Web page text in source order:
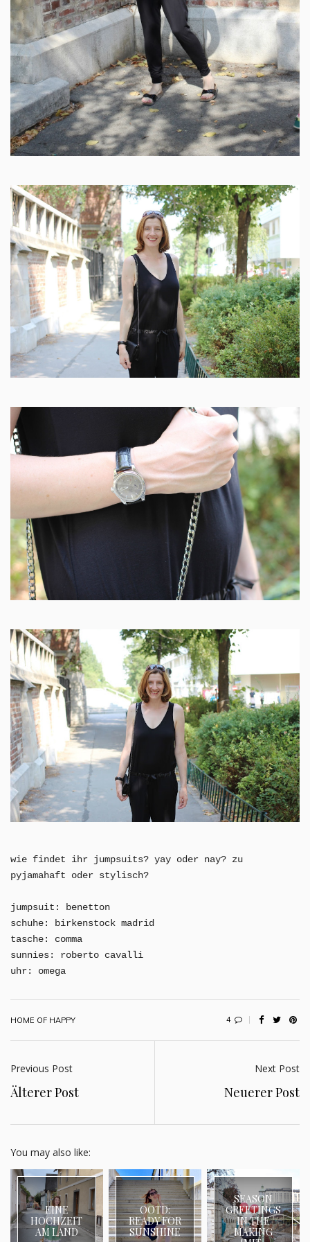
wie findet ihr jumpsuits? yay oder nay? zu
pyjamahaft oder stylisch?
jumpsuit: benetton
schuhe: birkenstock madrid
tasche: comma
sunnies: roberto cavalli
uhr: omega
HOME OF HAPPY 4
Previous Post
Älterer Post
Next Post
Neuerer Post
You may also like:
EINE
HOCHZEIT
AM LAND
OOTD:
READY FOR
SUNSHINE
SEASON
GREETINGS
IN THE
MAKING